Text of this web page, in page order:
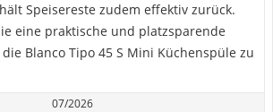
Speisereste zudem effektiv zurück.
eine praktische und platzsparende
Blanco Tipo 45 S Mini Küchenspüle zu
07/2026